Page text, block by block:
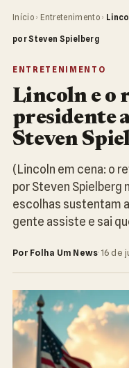
Início › Entretenimento ›
por Steven Spielberg
ENTRETENIMENTO
Lincoln e o
presidente
Steven
(Lincoln em cena: o
por Steven Spielberg
escolhas sustentam
gente assiste e sai
Por Folha Um News· 16 de